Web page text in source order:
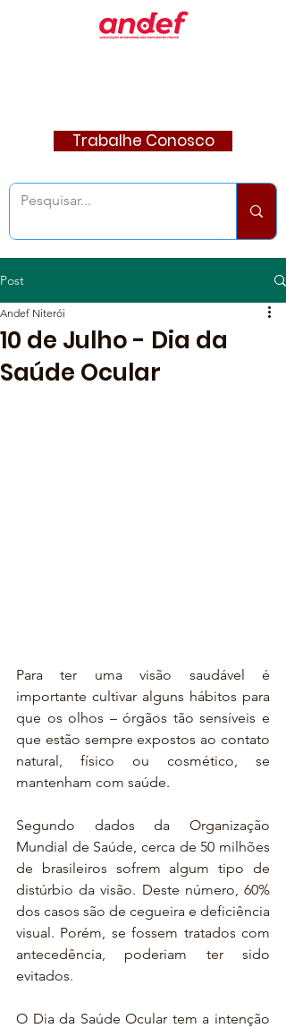
Trabalhe Conosco
Post
10 de Julho - Dia da
Saúde Ocular
Andef Niterói
Para ter uma visão saudável é
importante cultivar alguns hábitos para
que os olhos – órgãos tão sensíveis e
que estão sempre expostos ao contato
natural, físico ou cosmético, se
mantenham com saúde.
Segundo dados da Organização
Mundial de Saúde, cerca de 50 milhões
de brasileiros sofrem algum tipo de
distúrbio da visão. Deste número, 60%
dos casos são de cegueira e deficiência
visual. Porém, se fossem tratados com
antecedência, poderiam ter sido
evitados.
O Dia da Saúde Ocular tem a intenção